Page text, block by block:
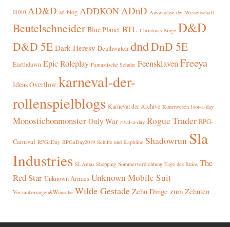
01010 AD&D ad-blog ADDKON ADnD Auswüchse der Wissenschaft
Beutelschneider Blue Planet BTL Christmas Binge D&D
D&D 5E Dark Heresy Deathwatch dndDnD 5E
Earthdawn Epic Roleplay Fantastische Schuhe FeensklavenFreeya
Ideas Overflow karneval-der-
rollenspielblogs Karneval der Archive Kunstwesen loot-a-day
Monostichonmonster Only War rival-a-day Rogue Trader RPG-
Carnival RPGaDay RPGaDay2019 Schiffe und Kapitäne Shadowrun Sla
Industries SLAmas Shopping Sommerverdichtung Tage des Ruins The
Red Star Unknown Armies Unknown Mobile Suit
Verzauberungen&Wünsche Wilde Gestade Zehn Dinge zum Zehnten